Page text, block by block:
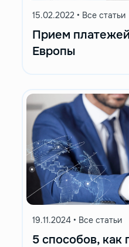
15.02.2022 • Все статьи
Прием
Европы
19.11.2024 • Все статьи
5 способов, как